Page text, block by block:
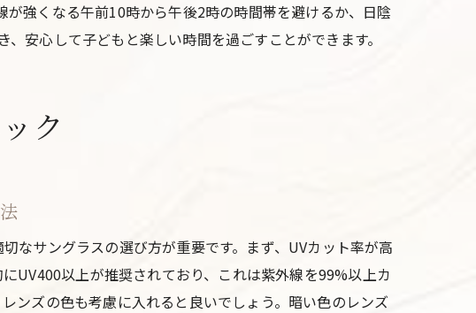
強くなる午前10時から午後2時の時間帯を避けるか、日陰
安心して子どもと楽しい時間を過ごすことができます。
ク
なサングラスの選び方が重要です。まず、UVカット率が高
UV400以上が推奨されており、これは紫外線を99%以上カ
ンズの色も考慮に入れると良いでしょう。暗い色のレンズ